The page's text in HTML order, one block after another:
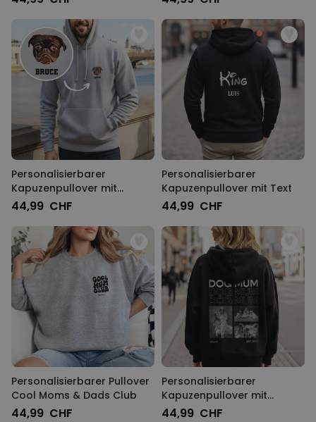
Personalisierbarer
Kapuzenpullover mit
deinem Haustier als Comic
44,99 CHF
Personalisierbarer
Kapuzenpullover mit Text
44,99 CHF
Personalisierbarer Pullover
Cool Moms & Dads Club
44,99 CHF
Personalisierbarer
Kapuzenpullover mit
Schwarz Weiß Fotos und
44,99 CHF